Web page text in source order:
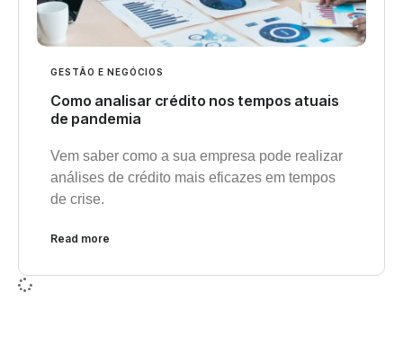
GESTÃO E NEGÓCIOS
Como analisar crédito nos tempos atuais
de pandemia
Vem saber como a sua empresa pode realizar
análises de crédito mais eficazes em tempos
de crise.
Read more